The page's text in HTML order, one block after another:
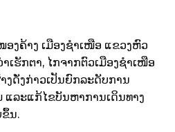
ງຄ້າງ ເມືອງຊຳເໜືອ ແຂວງຫົວ
ຮັກຕາ, ໄກຈາກຕົວເມືອງຊຳເໜືອ
ງດັ່ງກ່າວເປັນຍົກລະດັບການ
ລະແກ້ໄຂບັນຫາການເດິນທາງ
ນ.